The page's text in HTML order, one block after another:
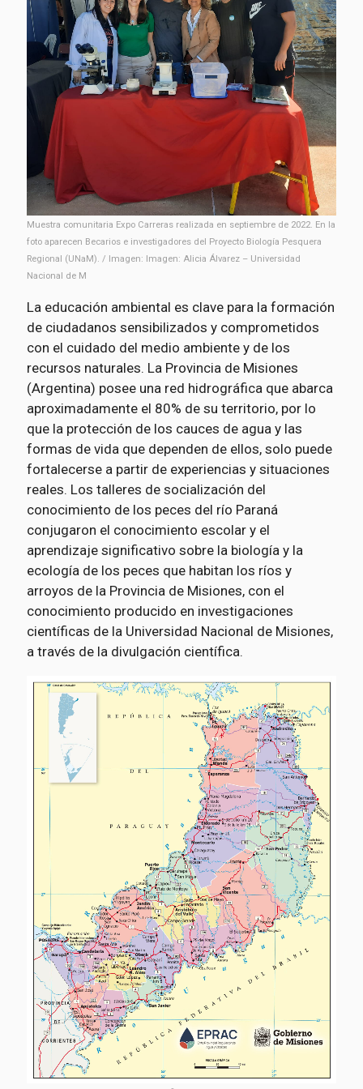
Muestra comunitaria Expo Carreras realizada en septiembre de 2022. En la
foto aparecen Becarios e investigadores del Proyecto Biología Pesquera
Regional (UNaM). / Imagen: Imagen: Alicia Álvarez – Universidad
Nacional de M
La educación ambiental es clave para la formación
de ciudadanos sensibilizados y comprometidos
con el cuidado del medio ambiente y de los
recursos naturales. La Provincia de Misiones
(Argentina) posee una red hidrográfica que abarca
aproximadamente el 80% de su territorio, por lo
que la protección de los cauces de agua y las
formas de vida que dependen de ellos, solo puede
fortalecerse a partir de experiencias y situaciones
reales. Los talleres de socialización del
conocimiento de los peces del río Paraná
conjugaron el conocimiento escolar y el
aprendizaje significativo sobre la biología y la
ecología de los peces que habitan los ríos y
arroyos de la Provincia de Misiones, con el
conocimiento producido en investigaciones
científicas de la Universidad Nacional de Misiones,
a través de la divulgación científica.